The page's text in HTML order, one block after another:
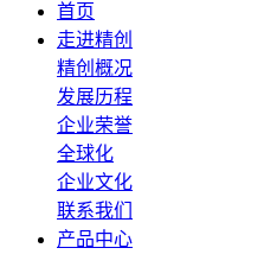
首页
走进精创
精创概况
发展历程
企业荣誉
全球化
企业文化
联系我们
产品中心